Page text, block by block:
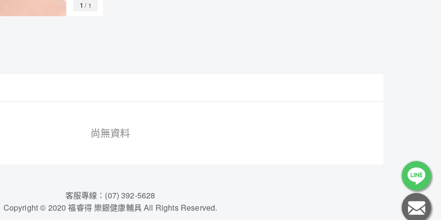
1 / 1
尚無資料
客服專線：(07) 392-5628
Copyright © 2020 福睿得 樂銀健康輔具 All Rights Reserved.